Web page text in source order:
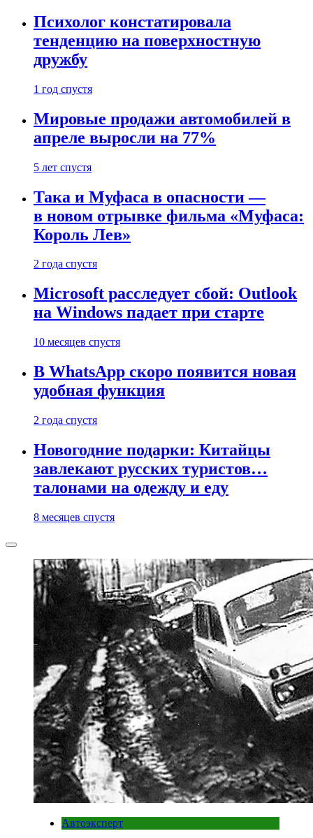
Психолог констатировала
тенденцию на поверхностную
дружбу
1 год спустя
Мировые продажи автомобилей в
апреле выросли на 77%
5 лет спустя
Така и Муфаса в опасности —
в новом отрывке фильма «Муфаса:
Король Лев»
2 года спустя
Microsoft расследует сбой: Outlook
на Windows падает при старте
10 месяцев спустя
В WhatsApp скоро появится новая
удобная функция
2 года спустя
Новогодние подарки: Китайцы
завлекают русских туристов…
талонами на одежду и еду
8 месяцев спустя
Автоэксперт